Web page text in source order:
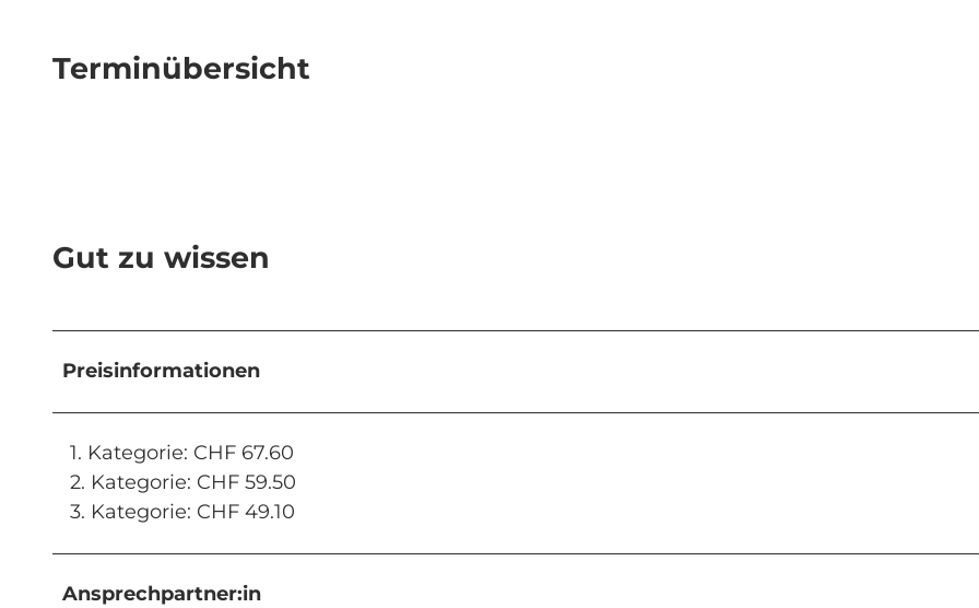
Terminübersicht
Gut zu wissen
Preisinformationen
1. Kategorie: CHF 67.60
2. Kategorie: CHF 59.50
3. Kategorie: CHF 49.10
Ansprechpartner:in